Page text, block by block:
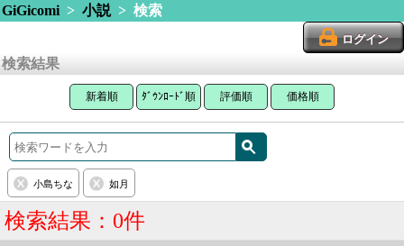
GiGicomi> 小説> 検索
ログイン
検索結果
新着順 ﾀﾞｳﾝﾛｰﾄﾞ順 評価順 価格順
小島ちな 如月
検索結果：0件